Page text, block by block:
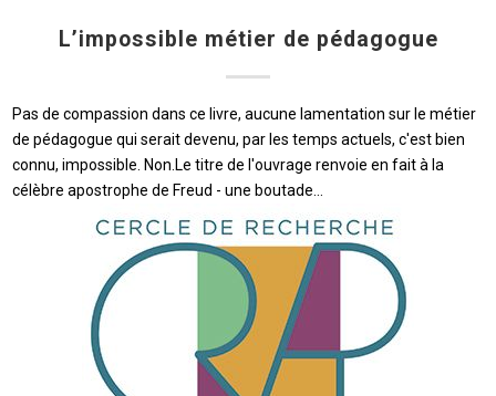
L’impossible métier de pédagogue
Pas de compassion dans ce livre, aucune lamentation sur le métier
de pédagogue qui serait devenu, par les temps actuels, c'est bien
connu, impossible. Non.Le titre de l'ouvrage renvoie en fait à la
célèbre apostrophe de Freud - une boutade…